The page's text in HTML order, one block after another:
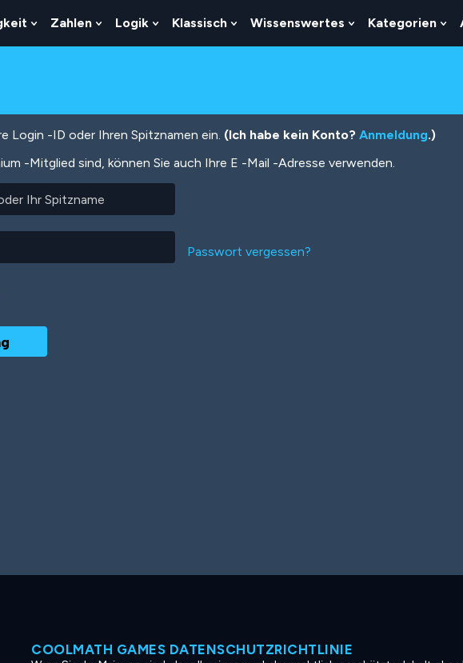
Show
Submenu
Zahlen
Show
Submenu
Logik
Show
Submenu
Klassisch
Show
Submenu
Wissenswertes
Show
Submenu
Kategorien
Login -ID oder Ihren Spitznamen ein. (Ich habe kein Konto? Anmeldung.)
-Mitglied sind, können Sie auch Ihre E -Mail -Adresse verwenden.
Passwort vergessen?
COOLMATH GAMES DATENSCHUTZRICHTLINIE